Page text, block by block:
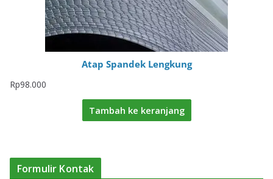
Atap Spandek Lengkung
Rp98.000
Tambah ke keranjang
Formulir Kontak